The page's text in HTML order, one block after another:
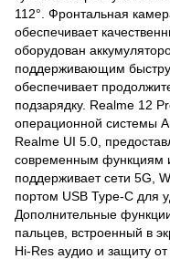
112°. Фронтальная
обеспечивает
оборудован
поддерживающим
обеспечивает
подзарядку. ​Realme 12
операционной системы
Realme UI 5.0,
современным функциям
поддерживает сети 5G,
портом USB Type-C для
Дополнительные
пальцев, встроенный в
Hi-Res аудио и защиту